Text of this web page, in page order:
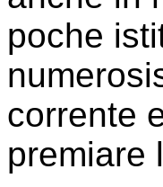
poche
corrente
premiare